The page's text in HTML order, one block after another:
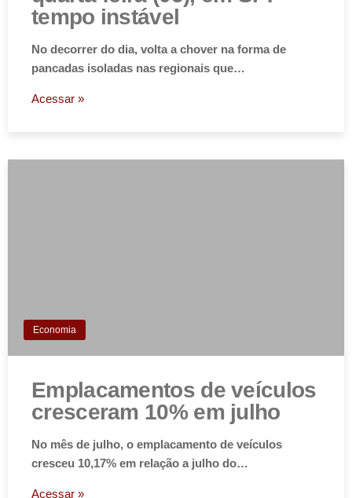
tempo instável
No decorrer do dia, volta a chover na forma de
pancadas isoladas nas regionais que…
Acessar »
Economia
Emplacamentos de veículos
cresceram 10% em julho
No mês de julho, o emplacamento de veículos
cresceu 10,17% em relação a julho do…
Acessar »